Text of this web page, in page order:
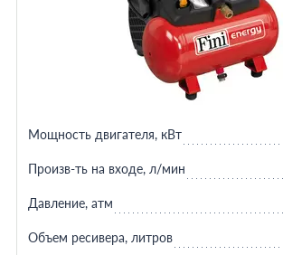
Мощность двигателя, кВт
Произв-ть на входе, л/мин
Давление, атм
Объем ресивера, литров